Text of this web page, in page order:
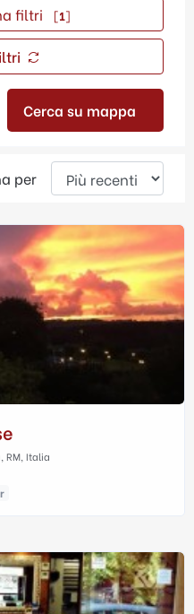
filtri [1]
Cerca su mappa
per
RM, Italia